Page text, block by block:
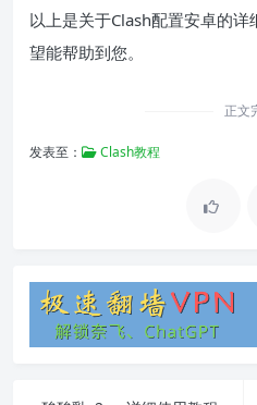
以上是关于Clash配置安卓的
望能帮助到您。
正文
发表至： Clash教程